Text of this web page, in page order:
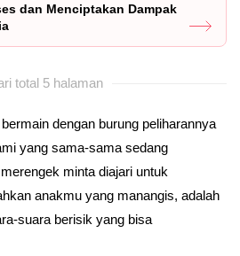
dan Menciptakan Dampak
total 5 halaman
dengan burung peliharannya
yang sama-sama sedang
minta diajari untuk
anakmu yang manangis, adalah
suara berisik yang bisa